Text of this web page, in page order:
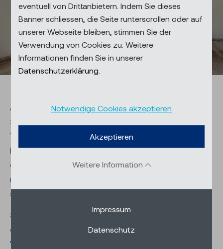
eventuell von Drittanbietern. Indem Sie dieses
Banner schliessen, die Seite runterscrollen oder auf
unserer Webseite bleiben, stimmen Sie der
Verwendung von Cookies zu. Weitere
Informationen finden Sie in unserer
Datenschutzerklärung.
Notwendige Cookies akzeptieren
Akzeptieren
Weitere Information
Impressum
Datenschutz
Alles in einem: Die Insektenschutzsysteme von
Schenker Storen sind Lösungen für Fenster und
Türen. Schützen Sie Ihre Innenräume mit unseren
Fliegengittern, die zahlreiche Anforderungen
erfüllen. So sind sie unauffällig, sturmsicher,
reissfest und weisen einen hohen Bedienkomfort
sowie eine lange Lebensdauer auf.
Sie überzeugen mit hochwertigen Materialien,
durchdachter Technik und hervorragender
Verarbeitung. Ob Spannrahmen, Pendeltür, Rollo,